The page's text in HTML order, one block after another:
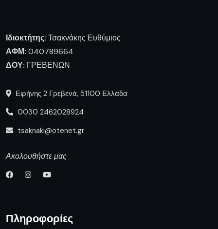
Ιδιοκτήτης: Τσακνάκης Ευθύμιος
ΑΦΜ: 040789664
ΔΟΥ: ΓΡΕΒΕΝΩΝ
Ειρήνης 2 Γρεβενά, 51100 Ελλάδα
0030 2462028924
tsaknaki@otenet.gr
Ακολουθήστε μας
Πληροφορίες